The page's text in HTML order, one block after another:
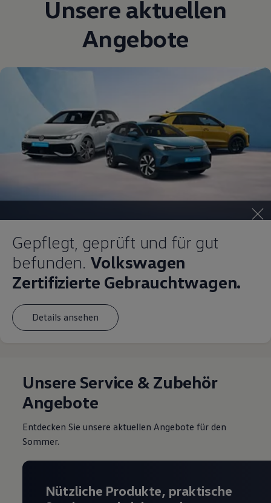
Unsere aktuellen
Angebote
Gepflegt, geprüft und für gut
befunden. Volkswagen
Zertifizierte Gebrauchtwagen.
Details ansehen
Unsere Service & Zubehör
Angebote
Entdecken Sie unsere aktuellen Angebote für den
Sommer.
Nützliche Produkte, praktische